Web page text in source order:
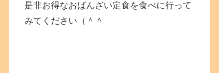
是非お得なおばんざい定食を食べに行って
みてください（＾＾